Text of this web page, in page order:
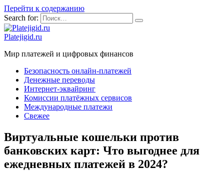
Перейти к содержанию
Search for:
Platejigid.ru
Мир платежей и цифровых финансов
Безопасность онлайн-платежей
Денежные переводы
Интернет-эквайринг
Комиссии платёжных сервисов
Международные платежи
Свежее
Виртуальные кошельки против
банковских карт: Что выгоднее для
ежедневных платежей в 2024?